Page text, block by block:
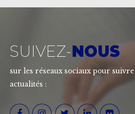
SUIVEZ-NOUS
sur les réseaux sociaux pour
actualités :